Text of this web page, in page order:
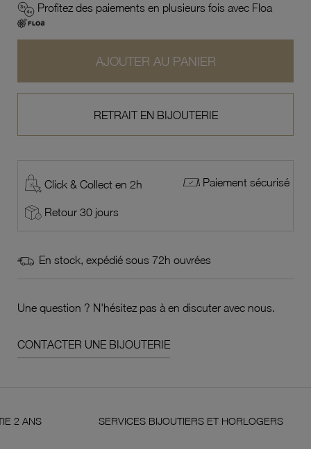
Profitez des paiements en plusieurs fois avec Floa
AJOUTER AU PANIER
RETRAIT EN BIJOUTERIE
Click & Collect en 2h Paiement sécurisé
Retour 30 jours
En stock, expédié sous 72h ouvrées
Une question ? N'hésitez pas à en discuter avec nous.
CONTACTER UNE BIJOUTERIE
SERVICES BIJOUTIERS ET HORLOGERS